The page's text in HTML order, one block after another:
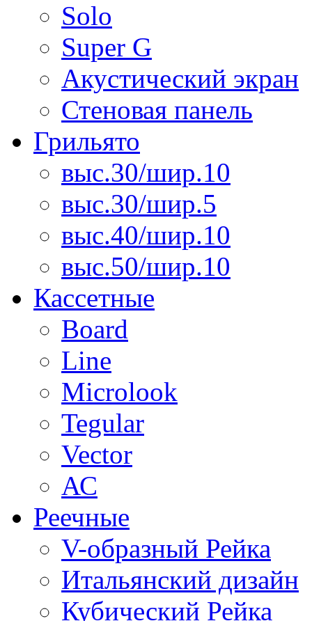
Solo
Super G
Акустический экран
Стеновая панель
Грильято
выс.30/шир.10
выс.30/шир.5
выс.40/шир.10
выс.50/шир.10
Кассетные
Board
Line
Microlook
Tegular
Vector
АС
Реечные
V-образный Рейка
Итальянский дизайн
Кубический Рейка